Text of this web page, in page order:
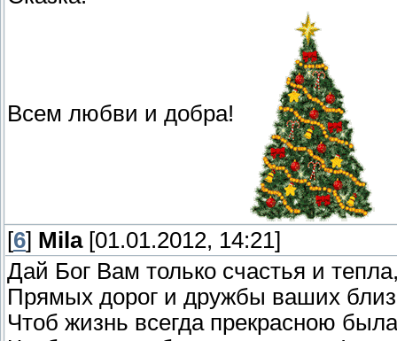
Всем любви и добра!
[6] Mila[01.01.2012, 14:21]
Дай Бог Вам только счастья и
Прямых дорог и дружбы ваших
Чтоб жизнь всегда прекрасною